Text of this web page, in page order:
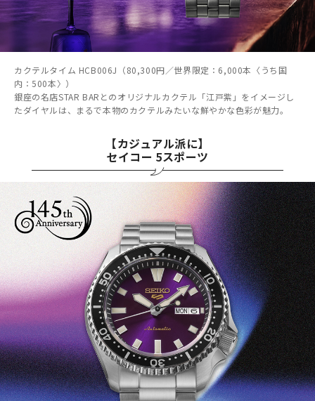
カクテルタイム HCB006J（80,300円／世界限定：6,000本〈うち国
内：500本〉）
銀座の名店STAR BARとのオリジナルカクテル「江戸紫」をイメージし
たダイヤルは、まるで本物のカクテルみたいな鮮やかな色彩が魅力。
【カジュアル派に】
セイコー 5スポーツ